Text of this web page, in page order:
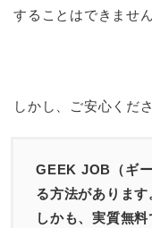
することはできません
しかし、ご安心くださ
GEEK JOB（ギ
る方法があります
しかも、実質無